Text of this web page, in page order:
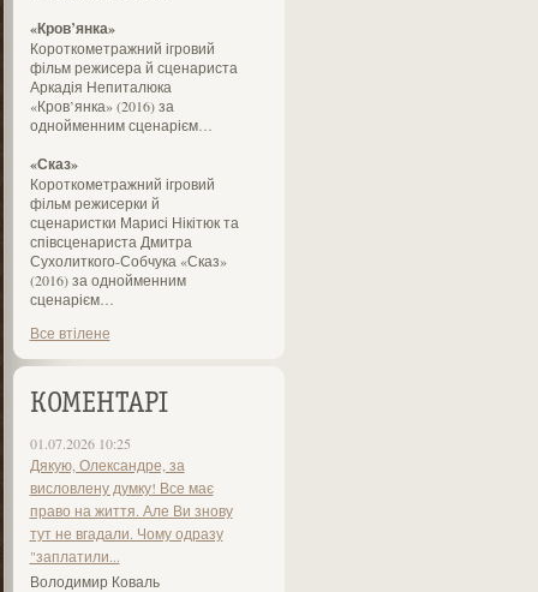
«Кров’янка»
Короткометражний ігровий
фільм режисера й сценариста
Аркадія Непиталюка
«Кров’янка» (2016) за
однойменним сценарієм…
«Сказ»
Короткометражний ігровий
фільм режисерки й
сценаристки Марисі Нікітюк та
співсценариста Дмитра
Сухолиткого-Собчука «Сказ»
(2016) за однойменним
сценарієм…
Все втілене
КОМЕНТАРІ
01.07.2026 10:25
Дякую, Олександре, за
висловлену думку! Все має
право на життя. Але Ви знову
тут не вгадали. Чому одразу
"заплатили...
Володимир Коваль